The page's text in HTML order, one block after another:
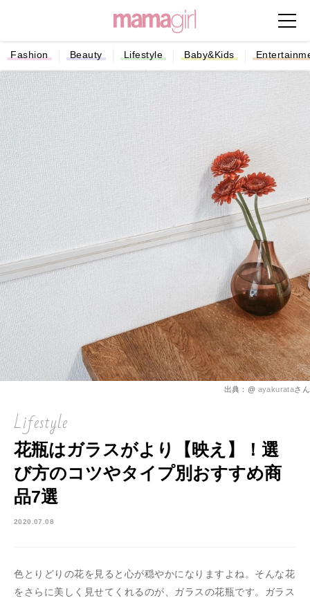
Fashion Beauty Lifestyle Baby&Kids
出典：@ ayakurataさん
Lifestyle
花瓶はガラスがより【映え】！選
び方のコツやタイプ別おすすめ商
品7選
2020.07.08
色とりどりの花を見ると心が穏やかになりますよね。そんな花
をさらに美しく見せてくれるのが、ガラスの花瓶です。ガラス